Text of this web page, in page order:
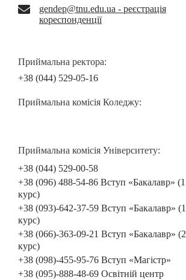
gendep@tnu.edu.ua - реєстрація
кореспонденції
Приймальна ректора:
+38 (044) 529-05-16
Приймальна комісія Коледжу:
Приймальна комісія Університету:
+38 (044) 529-00-58
+38 (096) 488-54-86 Вступ «Бакалавр» (1
курс)
+38 (093)-642-37-59 Вступ «Бакалавр» (1
курс)
+38 (066)-363-09-21 Вступ «Бакалавр» (2
курс)
+38 (098)-455-95-76 Вступ «Магістр»
+38 (095)-888-48-69 Освітній центр